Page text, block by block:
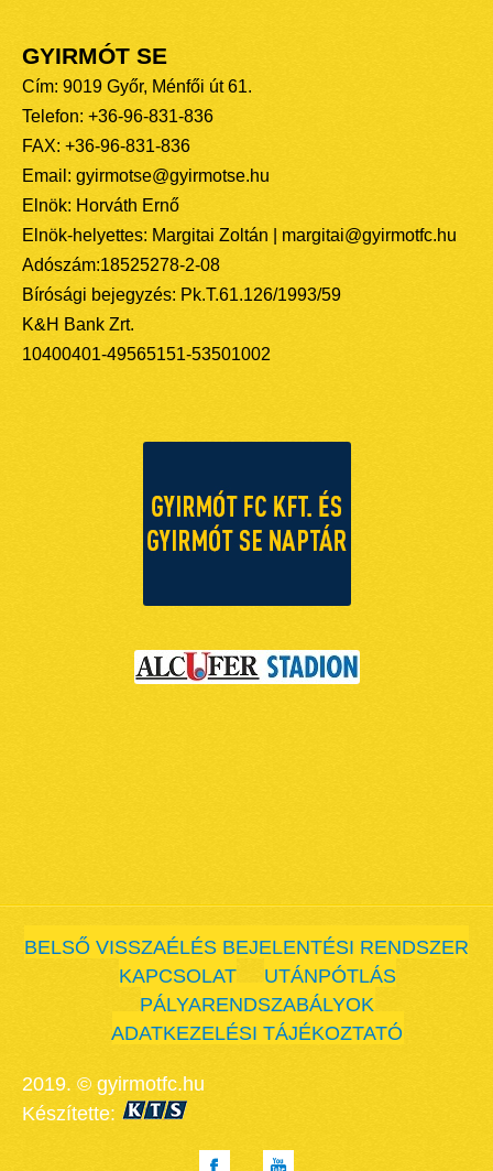
GYIRMÓT SE
Cím: 9019 Győr, Ménfői út 61.
Telefon: +36-96-831-836
FAX: +36-96-831-836
Email: gyirmotse@gyirmotse.hu
Elnök: Horváth Ernő
Elnök-helyettes: Margitai Zoltán | margitai@gyirmotfc.hu
Adószám:18525278-2-08
Bírósági bejegyzés: Pk.T.61.126/1993/59
K&H Bank Zrt.
10400401-49565151-53501002
BELSŐ VISSZAÉLÉS BEJELENTÉSI RENDSZER
KAPCSOLAT
UTÁNPÓTLÁS
PÁLYARENDSZABÁLYOK
ADATKEZELÉSI TÁJÉKOZTATÓ
2019. © gyirmotfc.hu
Készítette: